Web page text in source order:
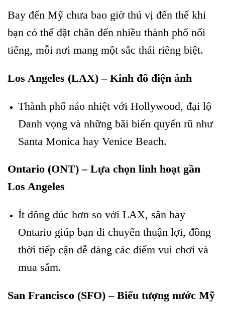
Bay đến Mỹ chưa bao giờ thú vị đến thế khi
bạn có thể đặt chân đến nhiều thành phố nổi
tiếng, mỗi nơi mang một sắc thái riêng biệt.
Los Angeles (LAX) – Kinh đô điện ảnh
Thành phố náo nhiệt với Hollywood, đại lộ
Danh vọng và những bãi biển quyến rũ như
Santa Monica hay Venice Beach.
Ontario (ONT) – Lựa chọn linh hoạt gần
Los Angeles
Ít đông đúc hơn so với LAX, sân bay
Ontario giúp bạn di chuyển thuận lợi, đồng
thời tiếp cận dễ dàng các điểm vui chơi và
mua sắm.
San Francisco (SFO) – Biểu tượng nước Mỹ